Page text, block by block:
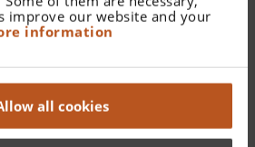
improve our website and your
information
all cookies
en la cinta
HC 50L